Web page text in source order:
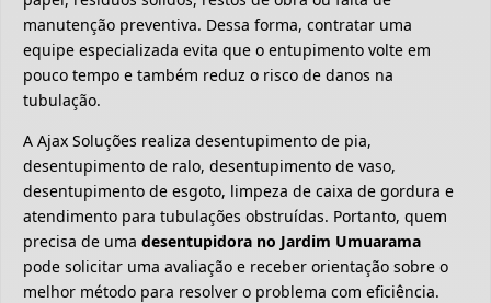
manutenção preventiva. Dessa forma, contratar uma
equipe especializada evita que o entupimento volte em
pouco tempo e também reduz o risco de danos na
tubulação.
A Ajax Soluções realiza desentupimento de pia,
desentupimento de ralo, desentupimento de vaso,
desentupimento de esgoto, limpeza de caixa de gordura e
atendimento para tubulações obstruídas. Portanto, quem
precisa de uma desentupidora no Jardim Umuarama
pode solicitar uma avaliação e receber orientação sobre o
melhor método para resolver o problema com eficiência.